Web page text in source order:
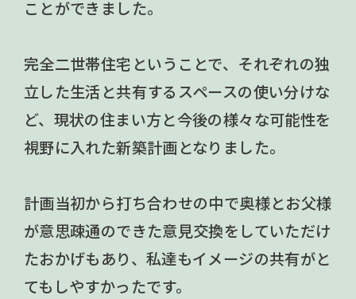
ことができました。
完全二世帯住宅ということで、それぞれの独
立した生活と共有するスペースの使い分けな
ど、現状の住まい方と今後の様々な可能性を
視野に入れた新築計画となりました。
計画当初から打ち合わせの中で奥様とお父様
が意思疎通のできた意見交換をしていただけ
たおかげもあり、私達もイメージの共有がと
てもしやすかったです。